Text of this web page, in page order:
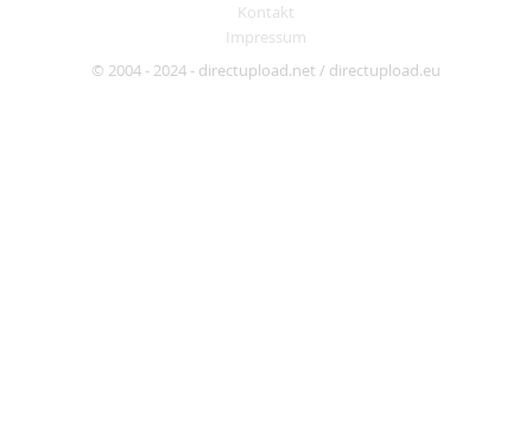
Kontakt
Impressum
© 2004 - 2024 - directupload.net / directupload.eu